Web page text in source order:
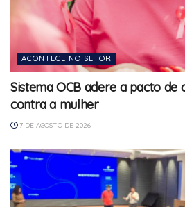
ACONTECE NO SETOR
Sistema OCB adere a pacto de
contra a mulher
7 DE AGOSTO DE 2026